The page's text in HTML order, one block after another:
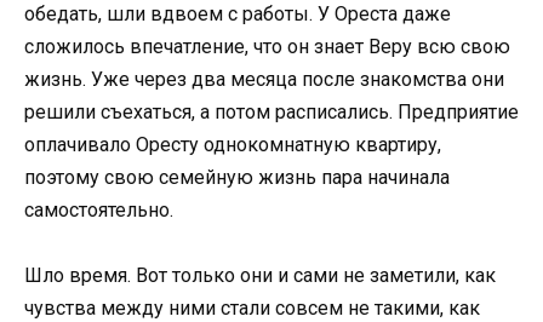
обедать, шли вдвоем с работы. У Ореста даже
сложилось впечатление, что он знает Веру всю свою
жизнь. Уже через два месяца после знакомства они
решили съехаться, а потом расписались. Предприятие
оплачивало Оресту однокомнатную квартиру,
поэтому свою семейную жизнь пара начинала
самостоятельно.
Шло время. Вот только они и сами не заметили, как
чувства между ними стали совсем не такими, как